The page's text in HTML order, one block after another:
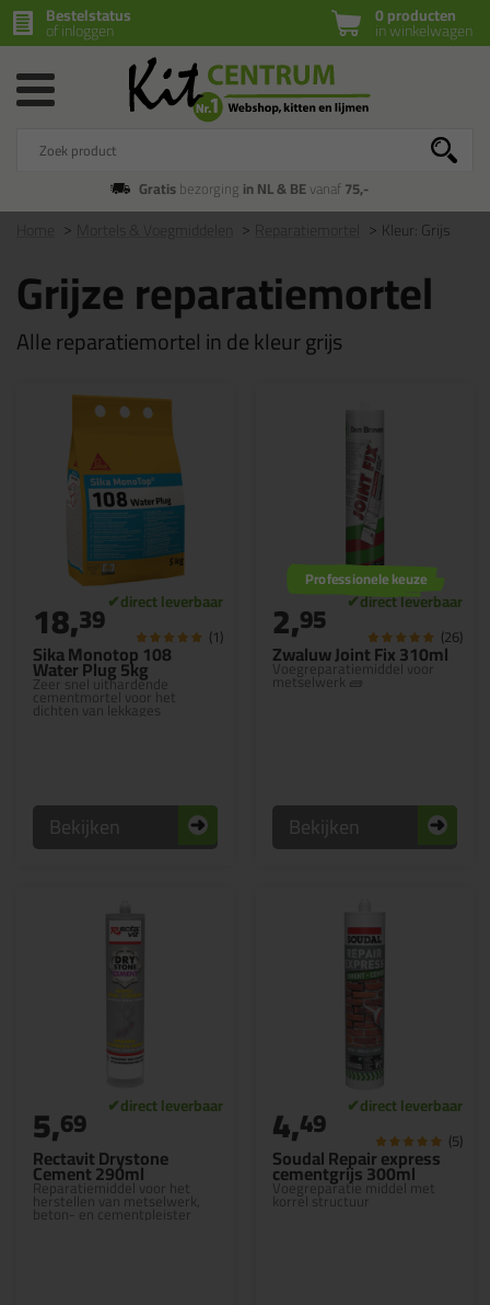
0 producten
in winkelwagen
Bestelstatus
of inloggen
Gratisbezorging in NL & BEvanaf75,-
Kleur: Grijs
Grijze reparatiemortel
Alle reparatiemortel in de kleur grijs
Sika Monotop 108
Water Plug 5kg
Zeer snel uithardende
cementmortel voor het
dichten van lekkages
18,39 (1)
Bekijken
Zwaluw Joint Fix 310ml
Voegreparatiemiddel voor
metselwerk 🧱
Professionele keuze
2,95 (26)
Bekijken
Rectavit Drystone
Cement 290ml
Reparatiemiddel voor het
herstellen van metselwerk,
beton- en cementpleister
5,69
Soudal Repair express
cementgrijs 300ml
Voegreparatie middel met
korrel structuur
4,49 (5)